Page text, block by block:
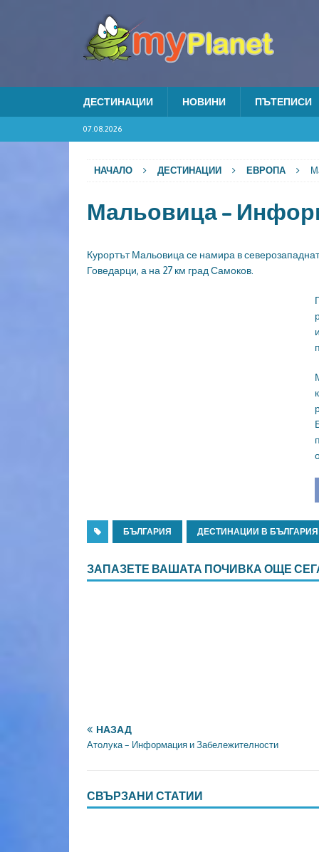
ДЕСТИНАЦИИ НОВИНИ ПЪТЕПИСИ
07.08.2026
НАЧАЛО ДЕСТИНАЦИИ ЕВРОПА
Мальовица –
Курортът Мальовица се намира в
Говедарци, а на 27 км град Самоков.
БЪЛГАРИЯ ДЕСТИНАЦИИ В БЪЛГАРИЯ
ЗАПАЗЕТЕ ВАШАТА ПОЧИВКА ОЩЕ
НАЗАД
Атолука – Информация и Забележителности
СВЪРЗАНИ СТАТИИ